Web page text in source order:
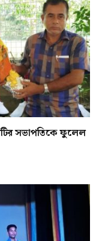
সভাপতিকে ফুলেল